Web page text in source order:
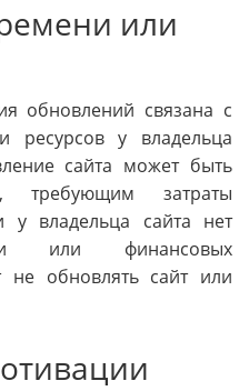
или
обновлений связана с
ресурсов у владельца
сайта может быть
требующим затраты
у владельца сайта нет
или финансовых
обновлять сайт или